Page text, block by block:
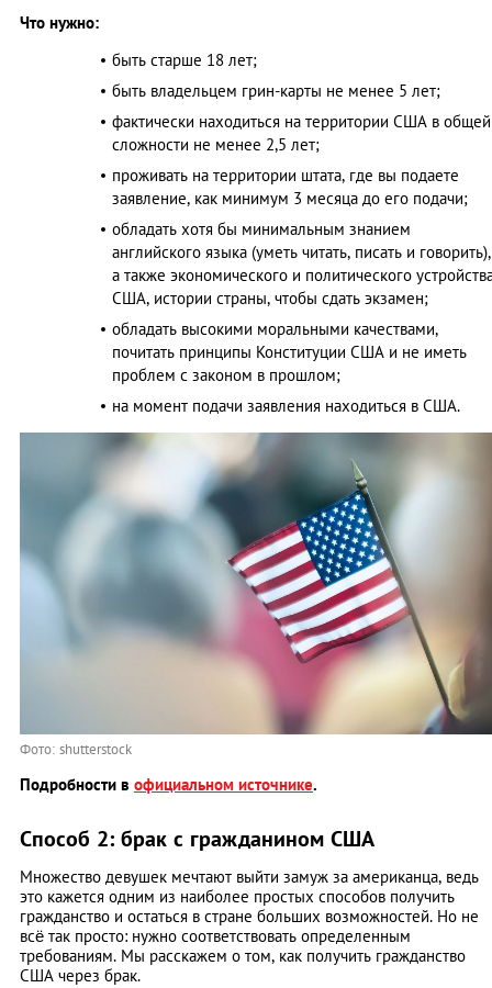
Что нужно:
быть старше 18 лет;
быть владельцем грин-карты не менее 5 лет;
фактически находиться на территории США в общей
сложности не менее 2,5 лет;
проживать на территории штата, где вы подаете
заявление, как минимум 3 месяца до его подачи;
обладать хотя бы минимальным знанием
английского языка (уметь читать, писать и говорить),
а также экономического и политического
США, истории страны, чтобы сдать экзамен;
обладать высокими моральными качествами,
почитать принципы Конституции США и не иметь
проблем с законом в прошлом;
на момент подачи заявления находиться в США.
Фото: shutterstock
Подробности в официальном источнике.
Способ 2: брак с гражданином США
Множество девушек мечтают выйти замуж за американца, ведь
это кажется одним из наиболее простых способов получить
гражданство и остаться в стране больших возможностей. Но не
всё так просто: нужно соответствовать определенным
требованиям. Мы расскажем о том, как получить гражданство
США через брак.